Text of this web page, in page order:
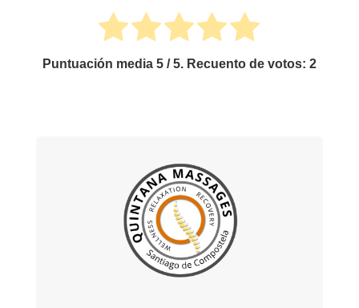
Puntuación media 5/ 5. Recuento de votos: 2